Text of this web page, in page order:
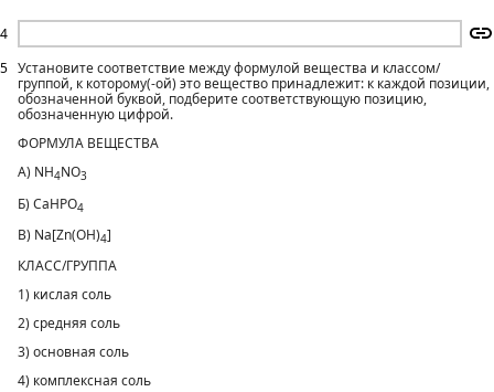
4
5 Установите соответствие между формулой вещества и классом/
группой, к которому(-ой) это вещество принадлежит: к каждой позиции,
обозначенной буквой, подберите соответствующую позицию,
обозначенную цифрой.
ФОРМУЛА ВЕЩЕСТВА
А) NH4NO3
Б) СаНРO4
В) Na[Zn(OH)4]
КЛАСС/ГРУППА
1) кислая соль
2) средняя соль
3) основная соль
4) комплексная соль